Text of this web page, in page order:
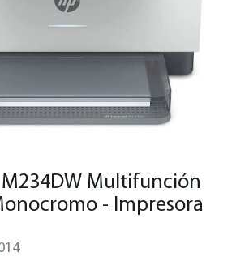
M234DW Multifunción
- Impresora